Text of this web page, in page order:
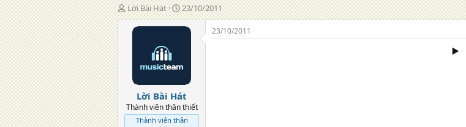
T
á
Lời Bài Hát
N
g
à
n
g
23/10/2011
Lời Bài Hát
Thành viên thân thiết
Thành viên thân
23/10/2011
▶️